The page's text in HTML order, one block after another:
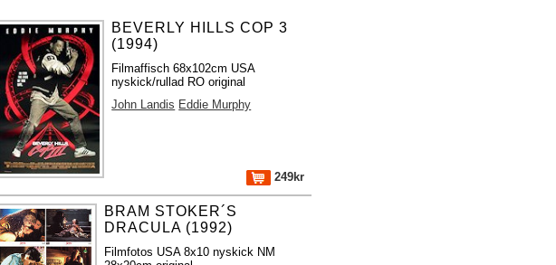
BEVERLY HILLS COP 3
(1994)
Filmaffisch 68x102cm USA
nyskick/rullad RO original
John Landis Eddie Murphy
249kr
BRAM STOKER´S
DRACULA (1992)
Filmfotos USA 8x10 nyskick NM